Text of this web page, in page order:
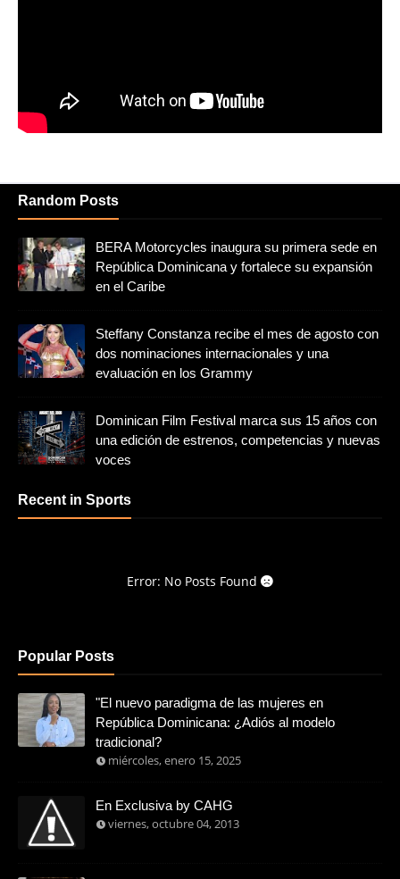
Random Posts
BERA Motorcycles inaugura su primera sede en
República Dominicana y fortalece su expansión
en el Caribe
Steffany Constanza recibe el mes de agosto con
dos nominaciones internacionales y una
evaluación en los Grammy
Dominican Film Festival marca sus 15 años con
una edición de estrenos, competencias y nuevas
voces
Recent in Sports
Error: No Posts Found
Popular Posts
"El nuevo paradigma de las mujeres en
República Dominicana: ¿Adiós al modelo
tradicional?
miércoles, enero 15, 2025
En Exclusiva by CAHG
viernes, octubre 04, 2013